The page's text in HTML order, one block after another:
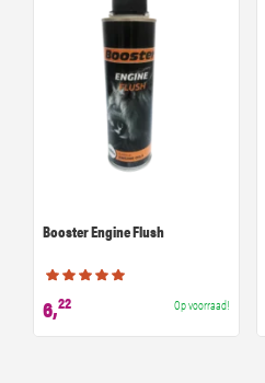
Booster Engine Flush
6,22 Op voorraad!